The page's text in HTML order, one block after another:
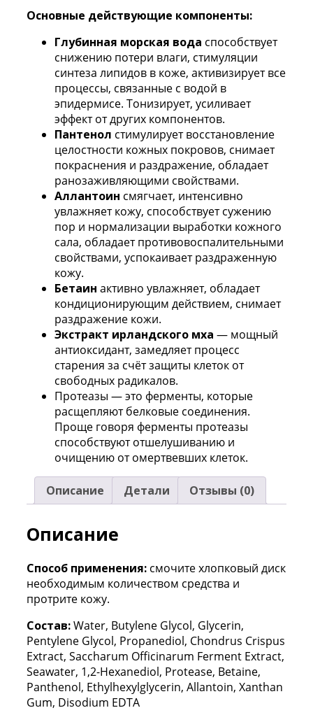
Основные действующие компоненты:
Глубинная морская вода способствует
снижению потери влаги, стимуляции
синтеза липидов в коже, активизирует все
процессы, связанные с водой в
эпидермисе. Тонизирует, усиливает
эффект от других компонентов.
Пантенол стимулирует восстановление
целостности кожных покровов, снимает
покраснения и раздражение, обладает
ранозаживляющими свойствами.
Аллантоин смягчает, интенсивно
увлажняет кожу, способствует сужению
пор и нормализации выработки кожного
сала, обладает противовоспалительными
свойствами, успокаивает раздраженную
кожу.
Бетаин активно увлажняет, обладает
кондиционирующим действием, снимает
раздражение кожи.
Экстракт ирландского мха — мощный
антиоксидант, замедляет процесс
старения за счёт защиты клеток от
свободных радикалов.
Протеазы — это ферменты, которые
расщепляют белковые соединения.
Проще говоря ферменты протеазы
способствуют отшелушиванию и
очищению от омертвевших клеток.
Описание Детали Отзывы (0)
Описание
Способ применения: смочите хлопковый диск
необходимым количеством средства и
протрите кожу.
Состав:Water, Butylene Glycol, Glycerin,
Pentylene Glycol, Propanediol, Chondrus Crispus
Extract, Saccharum Officinarum Ferment Extract,
Seawater, 1,2-Hexanediol, Protease, Betaine,
Panthenol, Ethylhexylglycerin, Allantoin, Xanthan
Gum, Disodium EDTA